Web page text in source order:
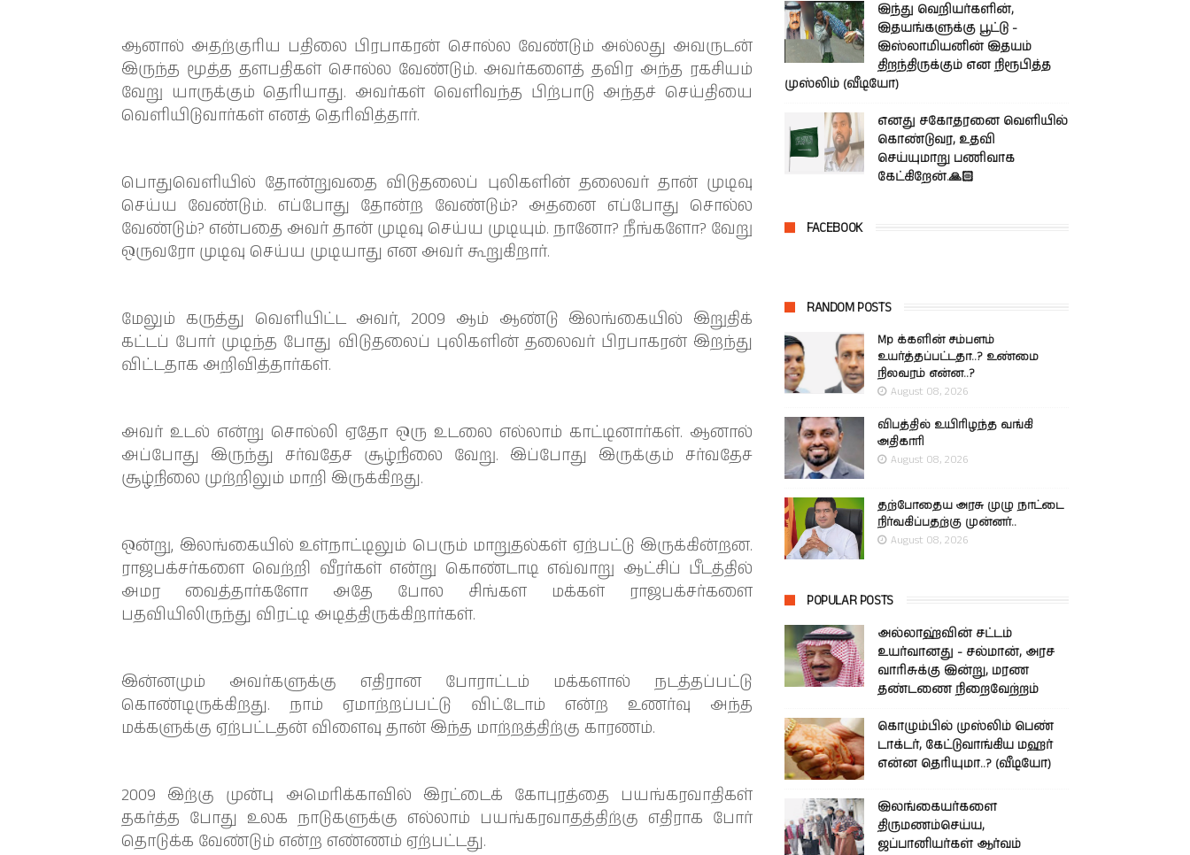
ஆனால் அதற்குரிய பதிலை பிரபாகரன் சொல்ல வேண்டும் அல்லது அவருடன்
இருந்த மூத்த தளபதிகள் சொல்ல வேண்டும். அவர்களைத் தவிர அந்த ரகசியம்
வேறு யாருக்கும் தெரியாது. அவர்கள் வெளிவந்த பிற்பாடு அந்தச் செய்தியை
வெளியிடுவார்கள் எனத் தெரிவித்தார்.
பொதுவெளியில் தோன்றுவதை விடுதலைப் புலிகளின் தலைவர் தான் முடிவு
செய்ய வேண்டும். எப்போது தோன்ற வேண்டும்? அதனை எப்போது சொல்ல
வேண்டும்? என்பதை அவர் தான் முடிவு செய்ய முடியும். நானோ? நீங்களோ? வேறு
ஒருவரோ முடிவு செய்ய முடியாது என அவர் கூறுகிறார்.
மேலும் கருத்து வெளியிட்ட அவர், 2009 ஆம் ஆண்டு இலங்கையில் இறுதிக்
கட்டப் போர் முடிந்த போது விடுதலைப் புலிகளின் தலைவர் பிரபாகரன் இறந்து
விட்டதாக அறிவித்தார்கள்.
அவர் உடல் என்று சொல்லி ஏதோ ஒரு உடலை எல்லாம் காட்டினார்கள். ஆனால்
அப்போது இருந்து சர்வதேச சூழ்நிலை வேறு. இப்போது இருக்கும் சர்வதேச
சூழ்நிலை முற்றிலும் மாறி இருக்கிறது.
ஒன்று, இலங்கையில் உள்நாட்டிலும் பெரும் மாறுதல்கள் ஏற்பட்டு இருக்கின்றன.
ராஜபக்சர்களை வெற்றி வீரர்கள் என்று கொண்டாடி எவ்வாறு ஆட்சிப் பீடத்தில்
அமர வைத்தார்களோ அதே போல சிங்கள மக்கள் ராஜபக்சர்களை
பதவியிலிருந்து விரட்டி அடித்திருக்கிறார்கள்.
இன்னமும் அவர்களுக்கு எதிரான போராட்டம் மக்களால் நடத்தப்பட்டு
கொண்டிருக்கிறது. நாம் ஏமாற்றப்பட்டு விட்டோம் என்ற உணர்வு அந்த
மக்களுக்கு ஏற்பட்டதன் விளைவு தான் இந்த மாற்றத்திற்கு காரணம்.
2009 இற்கு முன்பு அமெரிக்காவில் இரட்டைக் கோபுரத்தை பயங்கரவாதிகள்
தகர்த்த போது உலக நாடுகளுக்கு எல்லாம் பயங்கரவாதத்திற்கு எதிராக போர்
தொடுக்க வேண்டும் என்ற எண்ணம் ஏற்பட்டது.
இந்து வெறியர்களின்,
இதயங்களுக்கு பூட்டு -
இஸ்லாமியனின் இதயம்
திறந்திருக்கும் என நிரூபித்த
முஸ்லிம் (வீடியோ)
எனது சகோதரனை வெளியில்
கொண்டுவர, உதவி
செய்யுமாறு பணிவாக
கேட்கிறேன்.🙏🏻
FACEBOOK
RANDOM POSTS
Mp க்களின் சம்பளம்
உயர்த்தப்பட்டதா..? உண்மை
நிலவரம் என்ன..?
August 08, 2026
விபத்தில் உயிரிழந்த வங்கி
அதிகாரி
August 08, 2026
தற்போதைய அரசு முழு நாட்டை
நிர்வகிப்பதற்கு முன்னர்..
August 08, 2026
POPULAR POSTS
அல்லாஹ்வின் சட்டம்
உயர்வானது - சல்மான், அரச
வாரிசுக்கு இன்று, மரண
தண்டணை நிறைவேற்றம்
கொழும்பில் முஸ்லிம் பெண்
டாக்டர், கேட்டுவாங்கிய மஹர்
என்ன தெரியுமா..? (வீடியோ)
இலங்கையர்களை
திருமணம்செய்ய,
ஜப்பானியர்கள் ஆர்வம்